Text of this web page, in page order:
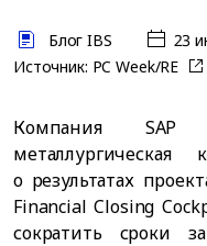
Блог IBS
23
Источник: PC Week/RE
Компания
о результатах
Financial Closing
сократить сроки